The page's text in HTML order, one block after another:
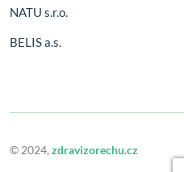
NATU s.r.o.
BELIS a.s.
© 2024, zdravizorechu.cz